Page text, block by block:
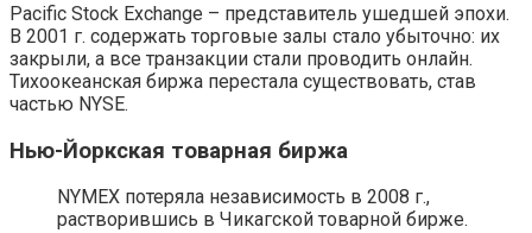
Pacific Stock Exchange – представитель ушедшей эпохи.
В 2001 г. содержать торговые залы стало убыточно: их
закрыли, а все транзакции стали проводить онлайн.
Тихоокеанская биржа перестала существовать, став
частью NYSE.
Нью-Йоркская товарная биржа
NYMEX потеряла независимость в 2008 г.,
растворившись в Чикагской товарной бирже.